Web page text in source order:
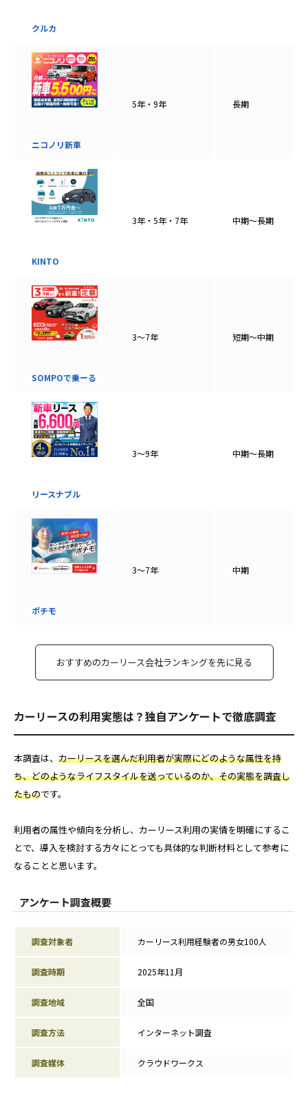
クルカ
ニコノリ新車
5年・9年 長期
KINTO
3年・5年・7年 中期〜長期
SOMPOで乗ーる
3〜7年 短期〜中期
リースナブル
3〜9年 中期〜長期
ポチモ
3〜7年 中期
おすすめのカーリース会社ランキングを先に見る
カーリースの利用実態は？独自アンケートで徹底調査
本調査は、 カーリースを選んだ利用者が実際にどのような属性を持
ち、どのようなライフスタイルを送っているのか、その実態を調査し
たものです。
利用者の属性や傾向を分析し、カーリース利用の実情を明確にするこ
とで、導入を検討する方々にとっても具体的な判断材料として参考に
なることと思います。
アンケート調査概要
調査対象者 カーリース利用経験者の男女100人
調査時期 2025年11月
調査地域 全国
調査方法 インターネット調査
調査媒体 クラウドワークス